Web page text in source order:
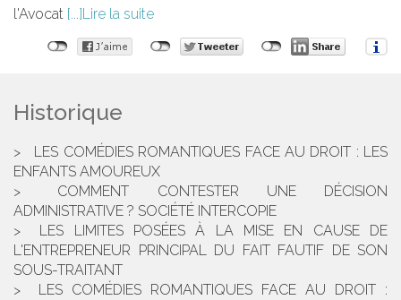
l'Avocat
Lire la suite
Historique
LES COMÉDIES ROMANTIQUES FACE AU DROIT : LES
ENFANTS AMOUREUX
COMMENT CONTESTER UNE DÉCISION
ADMINISTRATIVE ? SOCIÉTÉ INTERCOPIE
LES LIMITES POSÉES À LA MISE EN CAUSE DE
L'ENTREPRENEUR PRINCIPAL DU FAIT FAUTIF DE SON
SOUS-TRAITANT
LES COMÉDIES ROMANTIQUES FACE AU DROIT :